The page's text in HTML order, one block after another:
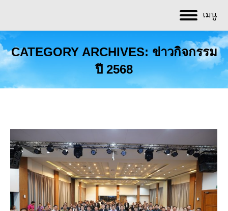
เมนู
CATEGORY ARCHIVES: ข่าวกิจกรรม
ปี 2568
You are here: